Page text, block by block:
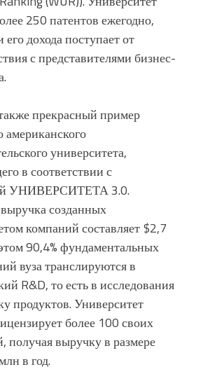
250 патентов ежегодно,
его дохода поступает от
с представителями бизнес-
прекрасный пример
американского
университета,
в соответствии с
УНИВЕРСИТЕТА 3.0.
созданных
компаний составляет $2,7
90,4% фундаментальных
вуза транслируются в
R&D, то есть в исследования
продуктов. Университет
более 100 своих
получая выручку в размере
в год.